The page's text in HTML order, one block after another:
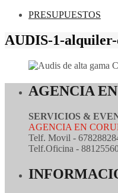
PRESUPUESTOS
AUDIS-1-
AGENCIA
SERVICIOS &
AGENCIA EN
Telf. Movil -
Telf.Oficina -